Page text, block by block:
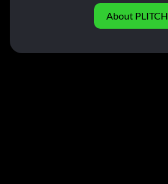
About PLITCH